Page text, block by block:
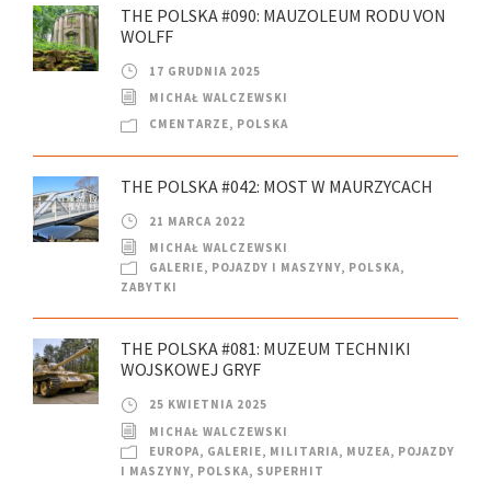
THE POLSKA #090: MAUZOLEUM RODU VON
WOLFF
17 GRUDNIA 2025
MICHAŁ WALCZEWSKI
CMENTARZE, POLSKA
THE POLSKA #042: MOST W MAURZYCACH
21 MARCA 2022
MICHAŁ WALCZEWSKI
GALERIE, POJAZDY I MASZYNY, POLSKA,
ZABYTKI
THE POLSKA #081: MUZEUM TECHNIKI
WOJSKOWEJ GRYF
25 KWIETNIA 2025
MICHAŁ WALCZEWSKI
EUROPA, GALERIE, MILITARIA, MUZEA, POJAZDY
I MASZYNY, POLSKA, SUPERHIT